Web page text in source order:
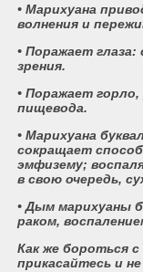
• Марихуана
волнения и
• Поражает
зрения.
• Поражает
пищевода.
• Марихуана
сокращает
эмфизему;
в свою очередь,
• Дым марихуаны
раком,
Как же бороться
прикасайтесь и